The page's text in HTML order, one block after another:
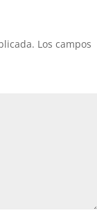
Los campos